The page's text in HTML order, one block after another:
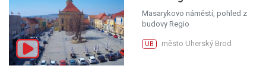
Masarykovo náměstí, pohled z
budovy Regio
UB město Uherský Brod